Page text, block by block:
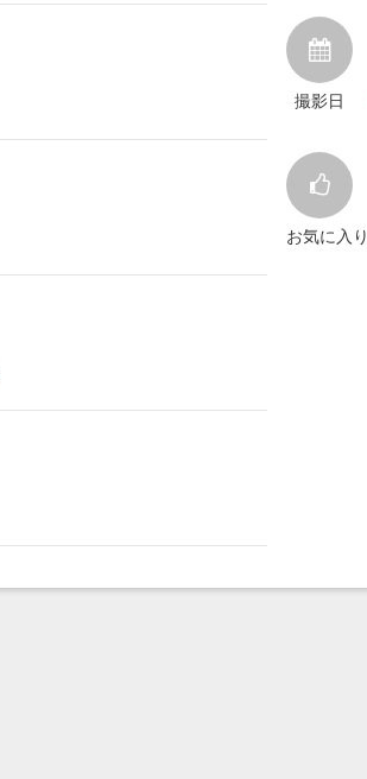
撮影日
お気に入り